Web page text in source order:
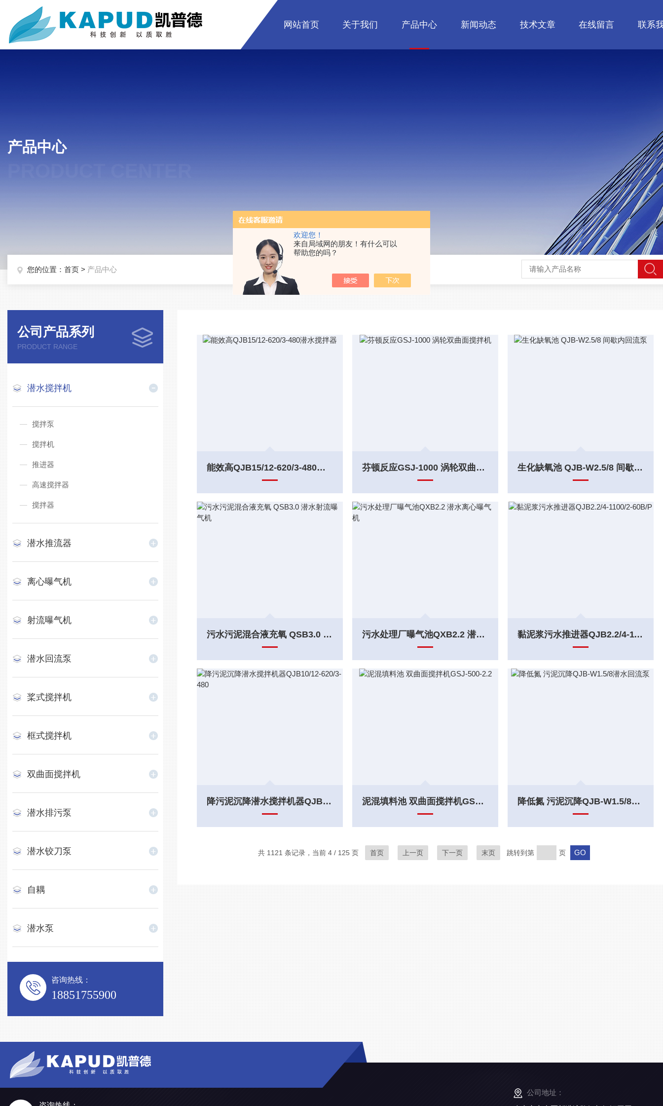
欢迎您！
来自局域网的朋友！有什么可以
帮助您的吗？
网站首页 关于我们 产品中心 新闻动态 技术文章 在线留言 联系
产品中心
您的位置： 首页 > 产品中心
公司产品系列
PRODUCT RANGE
潜水搅拌机
搅拌泵
搅拌机
推进器
高速搅拌器
搅拌器
潜水推流器
离心曝气机
射流曝气机
潜水回流泵
桨式搅拌机
框式搅拌机
双曲面搅拌机
潜水排污泵
潜水铰刀泵
自耦
潜水泵
咨询热线：
18851755900
能效高QJB15/12-620/3-480潜水搅拌器 芬顿反应GSJ-1000 涡轮双曲面搅拌机 生化缺氧池 QJB-W2.5/8 间歇内回流泵
污水污泥混合液充氧 QSB3.0 潜水射流曝气机 污水处理厂曝气池QXB2.2 潜水离心曝气机 黏泥浆污水推进器QJB2.2/4-1100/2-60B/P
降污泥沉降潜水搅拌机器QJB10/12-620/3-480 泥混填料池 双曲面搅拌机GSJ-500-2.2 降低氮 污泥沉降QJB-W1.5/8潜水回流泵
共 1121 条记录，当前 4 / 125 页 首页 上一页 下一页 末页 跳转到第 页
公司地址：